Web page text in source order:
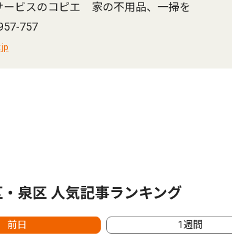
ービスのコピエ 家の不用品、一掃を
757
泉区 人気記事ランキング
前日 1週間